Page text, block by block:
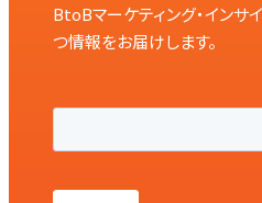
BtoBマーケティング・インサ
つ情報をお届けします。